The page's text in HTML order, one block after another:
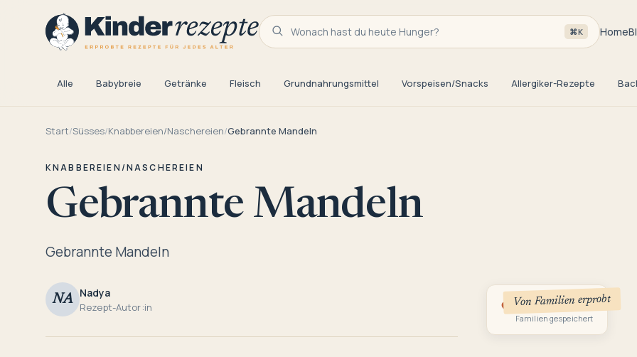
Wonach hast du heute Hunger? ⌘K Home
Alle Babybreie Getränke Fleisch Grundnahrungsmittel Vorspeisen/Snacks Allergiker-Rezepte
Start/Süsses/Knabbereien/Naschereien/Gebrannte Mandeln
KNABBEREIEN/NASCHEREIEN
Gebrannte Mandeln
Gebrannte Mandeln
NA Nadya
Rezept-Autor:in Von Familien erprobt
3
Familien gespeichert